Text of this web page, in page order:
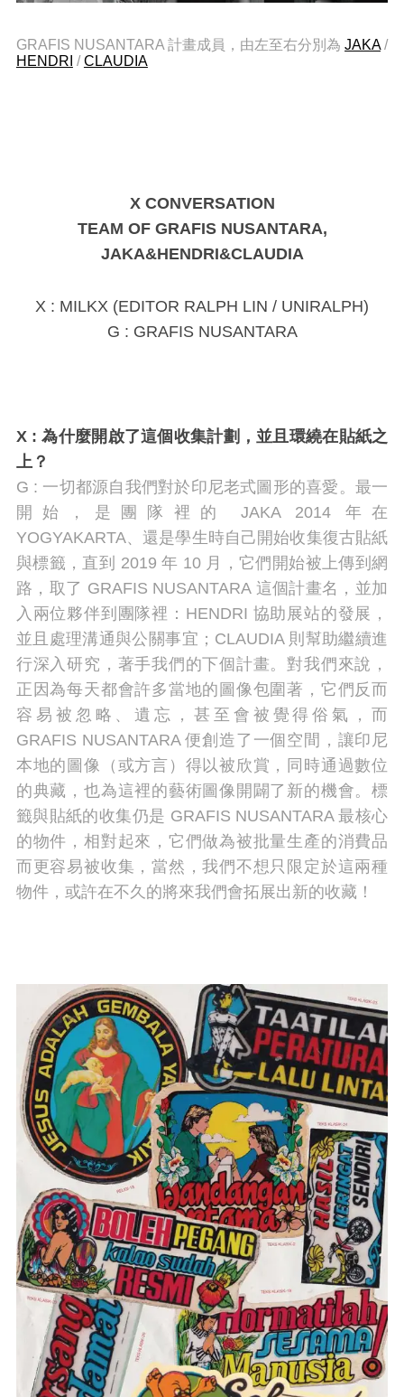
GRAFIS NUSANTARA 計畫成員，由左至右分別為JAKA/
HENDRI /CLAUDIA
X CONVERSATION
TEAM OF GRAFIS NUSANTARA,
JAKA&HENDRI&CLAUDIA
X : MILKX (EDITOR RALPH LIN / UNIRALPH)
G : GRAFIS NUSANTARA
X :為什麼開啟了這個收集計劃，並且環繞在貼紙之
上？
G : 一切都源自我們對於印尼老式圖形的喜愛。最一
開始，是團隊裡的 JAKA 2014 年在
YOGYAKARTA、還是學生時自己開始收集復古貼紙
與標籤，直到 2019 年 10 月，它們開始被上傳到網
路，取了 GRAFIS NUSANTARA 這個計畫名，並加
入兩位夥伴到團隊裡：HENDRI 協助展站的發展，
並且處理溝通與公關事宜；CLAUDIA 則幫助繼續進
行深入研究，著手我們的下個計畫。對我們來說，
正因為每天都會許多當地的圖像包圍著，它們反而
容易被忽略、遺忘，甚至會被覺得俗氣，而
GRAFIS NUSANTARA 便創造了一個空間，讓印尼
本地的圖像（或方言）得以被欣賞，同時通過數位
的典藏，也為這裡的藝術圖像開闢了新的機會。標
籤與貼紙的收集仍是 GRAFIS NUSANTARA 最核心
的物件，相對起來，它們做為被批量生產的消費品
而更容易被收集，當然，我們不想只限定於這兩種
物件，或許在不久的將來我們會拓展出新的收藏！